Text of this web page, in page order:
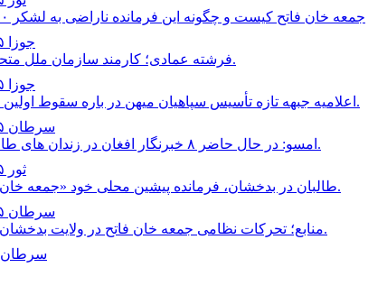
جمعه خان فاتح كيست و چگونه اين فرمانده ناراضى به لشكر ١٠ هزار نفرى رسيد؟
۳۱ جوزا ۱۴۰۵، ۱۹:۱۲
فرشته عمادى؛ كارمند سازمان ملل متحد در كابل كشته شد.
۱۵ جوزا ۱۴۰۵، ۲۲:۱۶
اعلاميه جبهه تازه تأسيس سپاهيان ميهن در باره سقوط اولين ولسوالى افغانستان.
۲۷ سرطان ۱۴۰۵، ۱۶:۳۶
امسو: در حال حاضر ۸ خبرنگار افغان در زندان‌ های طالبان محبوس هستند.
۲۱ ثور ۱۴۰۵، ۲۰:۰۴
طالبان در بدخشان، فرمانده پیشین محلی خود «جمعه خان» را بازداشت کردند.
۱۰ سرطان ۱۴۰۵، ۲۰:۲۴
منابع؛ تحركات نظامى جمعه خان فاتح در ولايت بدخشان افزايش يافته است.
۶ سرطان ۱۴۰۵، ۲۱:۵۰